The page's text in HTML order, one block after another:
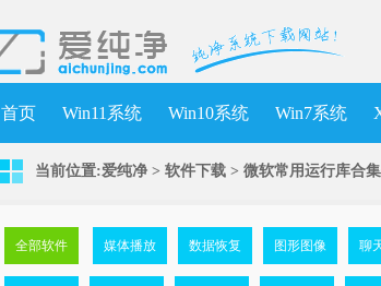
首页 Win11系统 Win10系统 Win7系统
当前位置:爱纯净 > 软件下载 > 微软常用运行库合
全部软件 媒体播放 数据恢复 图形图像 聊